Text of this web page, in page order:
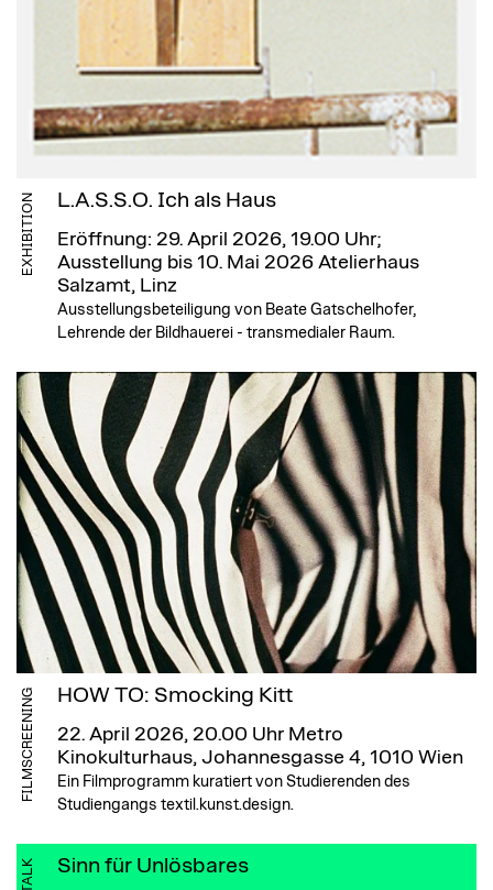
EXHIBITION L.A.S.S.O. Ich als Haus
Eröffnung: 29. April 2026, 19.00 Uhr;
Ausstellung bis 10. Mai 2026 Atelierhaus
Salzamt, Linz
Ausstellungsbeteiligung von Beate Gatschelhofer,
Lehrende der Bildhauerei - transmedialer Raum.
FILMSCREENING HOW TO: Smocking Kitt
22. April 2026, 20.00 Uhr Metro
Kinokulturhaus, Johannesgasse 4, 1010 Wien
Ein Filmprogramm kuratiert von Studierenden des
Studiengangs textil.kunst.design.
TALK Sinn für Unlösbares